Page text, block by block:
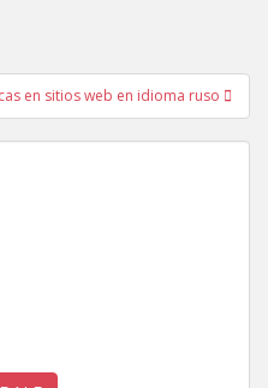
en sitios web en idioma ruso